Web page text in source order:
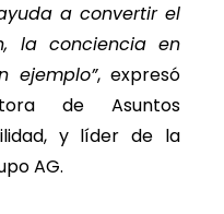
a convertir el
la conciencia en
ejemplo”, expresó
de Asuntos
y líder de la
AG.